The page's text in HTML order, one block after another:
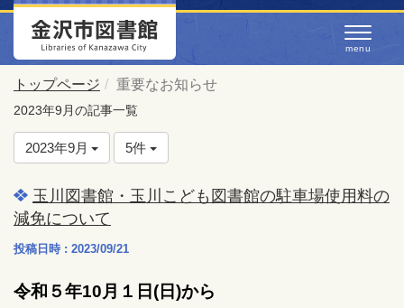
トップページ 重要なお知らせ
2023年9月の記事一覧
2023年9月 5件
玉川図書館・玉川こども図書館の駐車場使用料の
減免について
投稿日時 : 2023/09/21
令和５年10月１日(日)から